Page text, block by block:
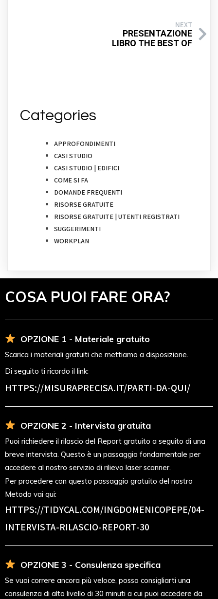
NEXT
PRESENTAZIONE
LIBRO THE BEST OF
Categories
APPROFONDIMENTI
CASI STUDIO
CASI STUDIO | EDIFICI
COME SI FA
DOMANDE FREQUENTI
RISORSE GRATUITE
RISORSE GRATUITE | UTENTI REGISTRATI
SUGGERIMENTI
WORKPLAN
COSA PUOI FARE ORA?
OPZIONE 1 - Materiale gratuito
Scarica i materiali gratuiti che mettiamo a disposizione.
Di seguito ti ricordo il link:
HTTPS://MISURAPRECISA.IT/PARTI-DA-QUI/
OPZIONE 2 - Intervista gratuita
Puoi richiedere il rilascio del Report gratuito a seguito di una
breve intervista. Questo è un passaggio fondamentale per
accedere al nostro servizio di rilievo laser scanner.
Per procedere con questo passaggio gratuito del nostro
Metodo vai qui:
HTTPS://TIDYCAL.COM/INGDOMENICOPEPE/04-
INTERVISTA-RILASCIO-REPORT-30
OPZIONE 3 - Consulenza specifica
Se vuoi correre ancora più veloce, posso consigliarti una
consulenza di alto livello di 30 minuti a cui puoi accedere da